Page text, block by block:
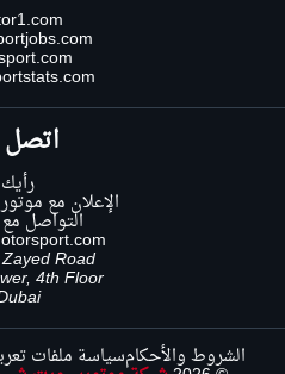
اتصل
رأيك
الإعلان مع
التواصل
Road,
4th Floor
الشروط والأحكامسياسة ملفات